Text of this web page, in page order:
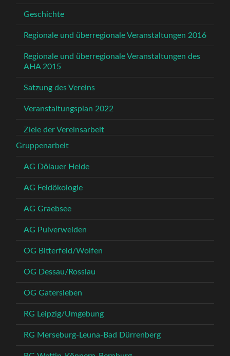
Geschichte
Regionale und überregionale Veranstaltungen 2016
Regionale und überregionale Veranstaltungen des
AHA 2015
Satzung des Vereins
Veranstaltungsplan 2022
Ziele der Vereinsarbeit
Gruppenarbeit
AG Dölauer Heide
AG Feldökologie
AG Graebsee
AG Pulverweiden
OG Bitterfeld/Wolfen
OG Dessau/Rosslau
OG Gatersleben
RG Leipzig/Umgebung
RG Merseburg-Leuna-Bad Dürrenberg